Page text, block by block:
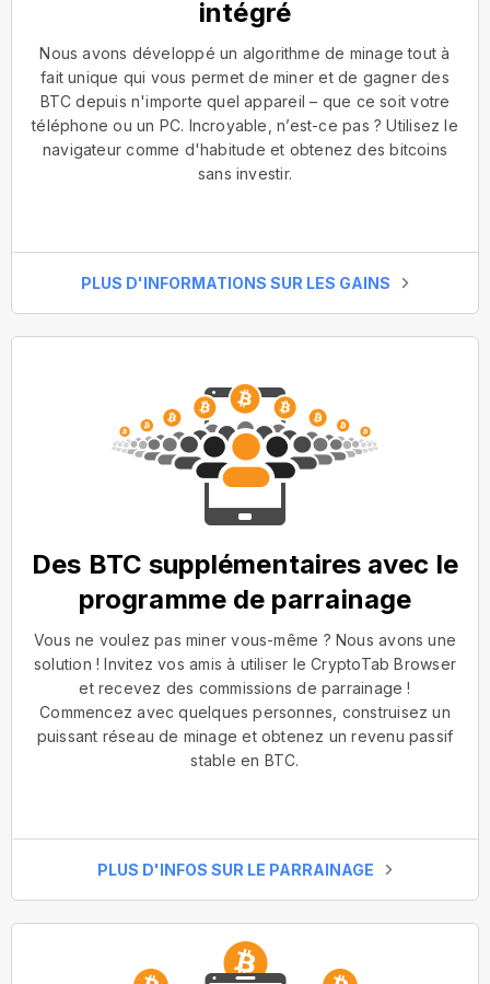
intégré
Nous avons développé un algorithme de minage tout à
fait unique qui vous permet de miner et de gagner des
BTC depuis n'importe quel appareil – que ce soit votre
téléphone ou un PC. Incroyable, n’est-ce pas ? Utilisez le
navigateur comme d'habitude et obtenez des bitcoins
sans investir.
PLUS D'INFORMATIONS SUR LES GAINS
Des BTC supplémentaires avec le
programme de parrainage
Vous ne voulez pas miner vous-même ? Nous avons une
solution ! Invitez vos amis à utiliser le CryptoTab Browser
et recevez des commissions de parrainage !
Commencez avec quelques personnes, construisez un
puissant réseau de minage et obtenez un revenu passif
stable en BTC.
PLUS D'INFOS SUR LE PARRAINAGE